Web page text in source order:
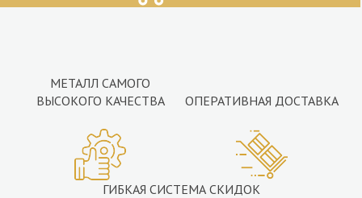
МЕТАЛЛ САМОГО
ВЫСОКОГО КАЧЕСТВА
ОПЕРАТИВНАЯ ДОСТАВКА
ГИБКАЯ СИСТЕМА СКИДОК